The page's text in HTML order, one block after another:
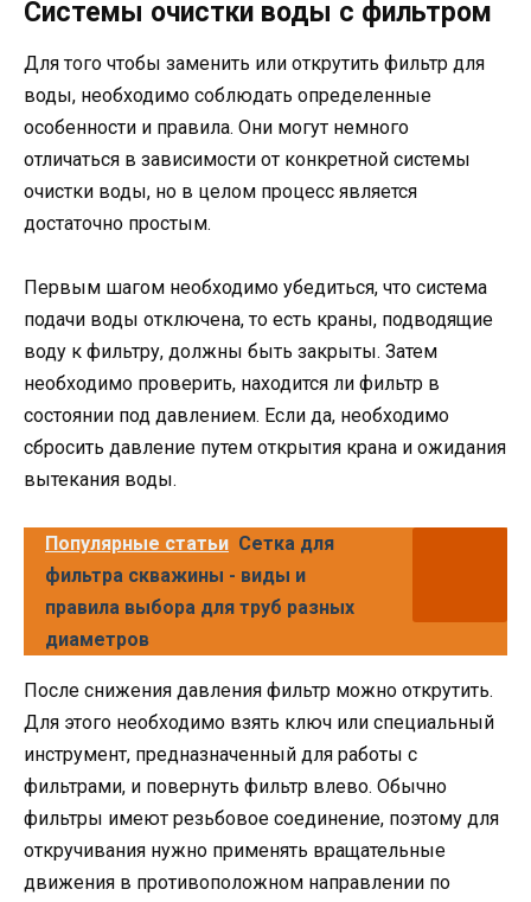
Системы очистки воды с фильтром
Для того чтобы заменить или открутить фильтр для
воды, необходимо соблюдать определенные
особенности и правила. Они могут немного
отличаться в зависимости от конкретной системы
очистки воды, но в целом процесс является
достаточно простым.
Первым шагом необходимо убедиться, что система
подачи воды отключена, то есть краны, подводящие
воду к фильтру, должны быть закрыты. Затем
необходимо проверить, находится ли фильтр в
состоянии под давлением. Если да, необходимо
сбросить давление путем открытия крана и ожидания
вытекания воды.
Популярные статьи Сетка для
фильтра скважины - виды и
правила выбора для труб разных
диаметров
После снижения давления фильтр можно открутить.
Для этого необходимо взять ключ или специальный
инструмент, предназначенный для работы с
фильтрами, и повернуть фильтр влево. Обычно
фильтры имеют резьбовое соединение, поэтому для
откручивания нужно применять вращательные
движения в противоположном направлении по